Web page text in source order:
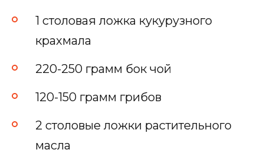
1 столовая ложка кукурузного
крахмала
220-250 грамм бок чой
120-150 грамм грибов
2 столовые ложки растительного
масла